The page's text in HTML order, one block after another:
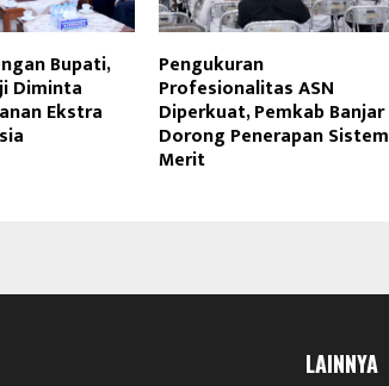
Bupati,
Diminta
Ekstra
Pengukuran
Profesionalitas ASN
Diperkuat, Pemkab Banjar
Dorong Penerapan Sistem
Merit
LAINNYA